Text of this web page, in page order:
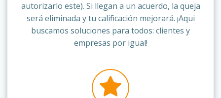
autorizarlo este). Si llegan a un acuerdo, la queja
será eliminada y tu calificación mejorará. ¡Aqui
buscamos soluciones para todos: clientes y
empresas por igual!